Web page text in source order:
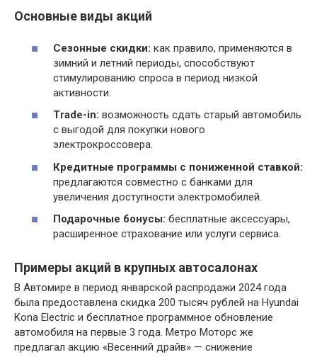
Основные виды акций
Сезонные скидки: как правило, применяются в
зимний и летний периоды, способствуют
стимулированию спроса в период низкой
активности.
Trade-in: возможность сдать старый автомобиль
с выгодой для покупки нового
электрокроссовера.
Кредитные программы с пониженной ставкой:
предлагаются совместно с банками для
увеличения доступности электромобилей.
Подарочные бонусы: бесплатные аксессуары,
расширенное страхование или услуги сервиса.
Примеры акций в крупных автосалонах
В Автомире в период январской распродажи 2024 года
была предоставлена скидка 200 тысяч рублей на Hyundai
Kona Electric и бесплатное программное обновление
автомобиля на первые 3 года. Метро Моторс же
предлагал акцию «Весенний драйв» — снижение